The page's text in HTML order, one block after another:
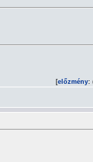
[előzmény: